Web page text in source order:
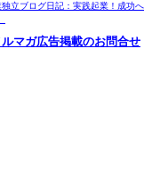
独立ブログ日記：実践起業！成功へ
マガ広告掲載のお問合せ